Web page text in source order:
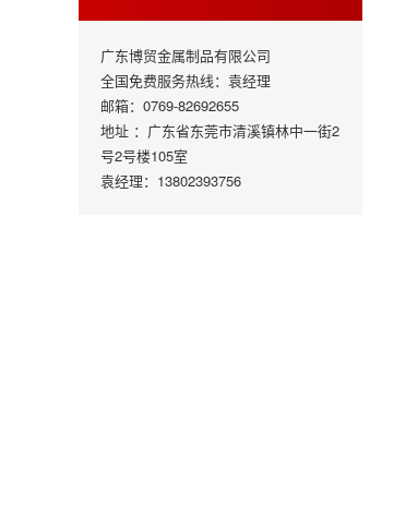
广东博贸金属制品有限公司
全国免费服务热线：袁经理
邮箱：0769-82692655
地址 ：广东省东莞市清溪镇林中一街2
号2号楼105室
袁经理：13802393756